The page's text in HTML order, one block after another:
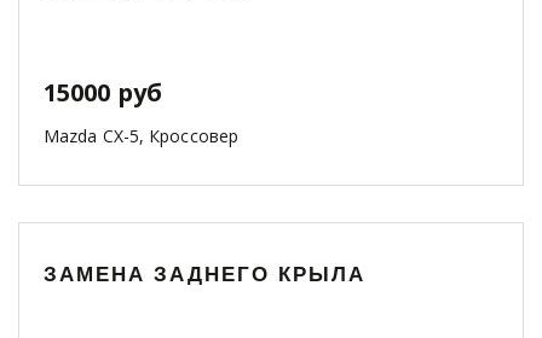
15000 руб
Mazda CX-5, Кроссовер
ЗАМЕНА ЗАДНЕГО КРЫЛА